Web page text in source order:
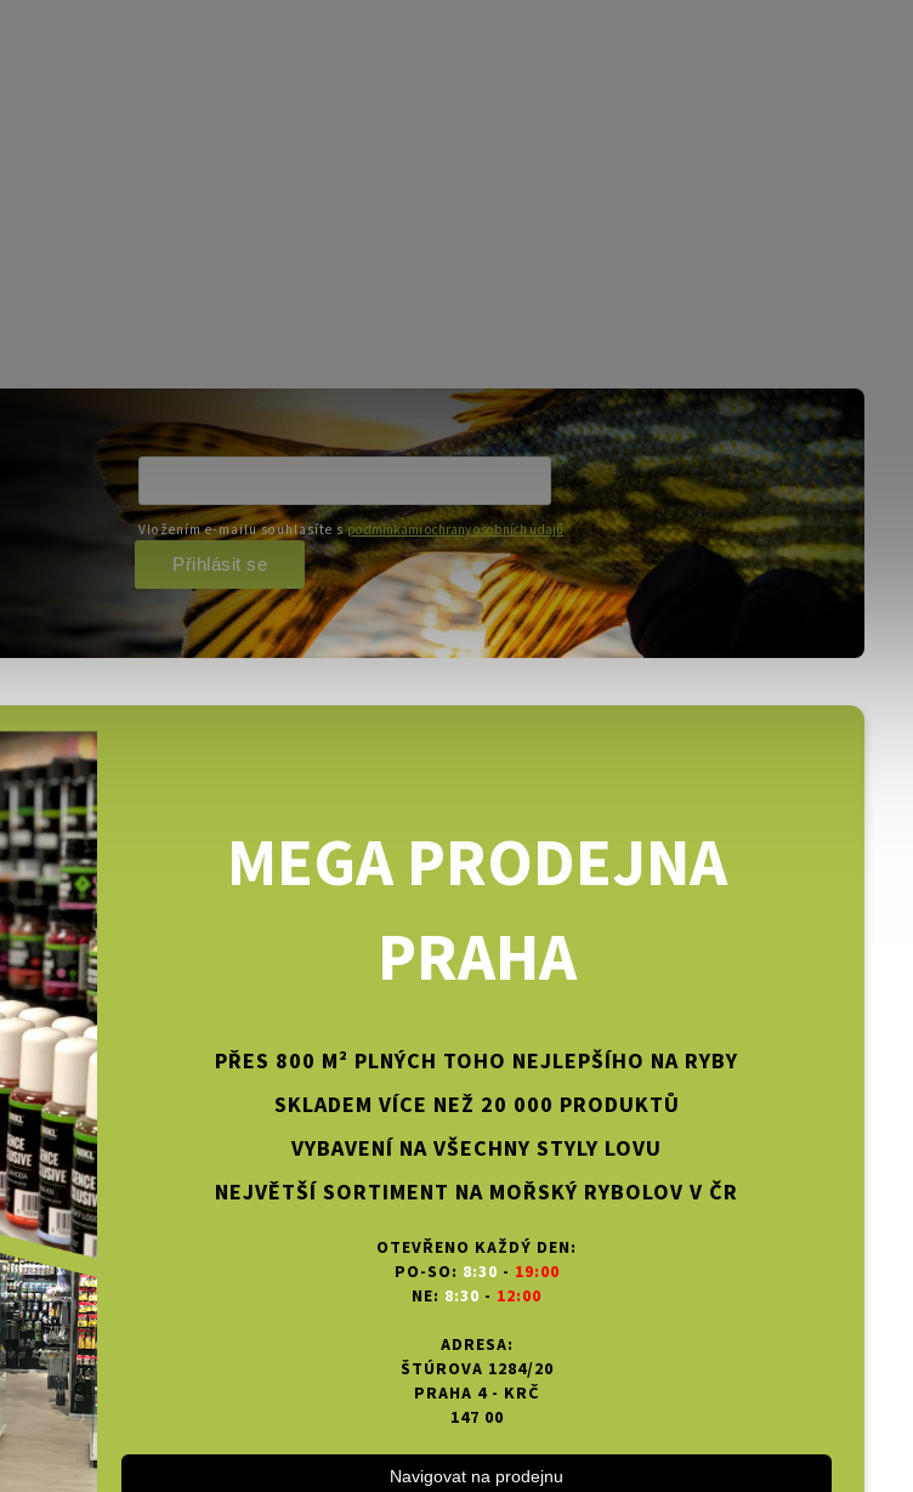
MEGA PRODEJNA
PRAHA
PŘES 800 M² PLNÝCH TOHO NEJLEPŠÍHO NA RYBY
SKLADEM VÍCE NEŽ 20 000 PRODUKTŮ
VYBAVENÍ NA VŠECHNY STYLY LOVU
NEJVĚTŠÍ SORTIMENT NA MOŘSKÝ RYBOLOV V ČR
OTEVŘENO KAŽDÝ DEN:
PO-SO: 8:30 - 19:00
NE: 8:30 - 12:00
ADRESA:
ŠTÚROVA 1284/20
PRAHA 4 - KRČ
147 00
Navigovat na prodejnu
Vložením e-mailu souhlasíte spodmínkami ochrany osobních údajů
Přihlásit se